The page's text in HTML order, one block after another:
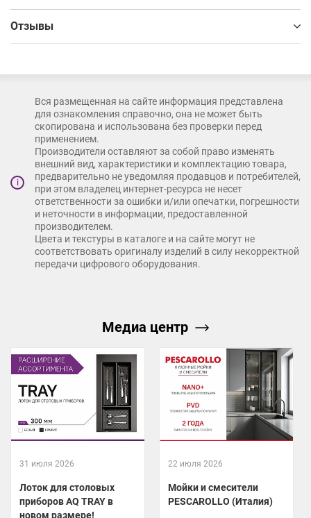
Отзывы
i
Вся размещенная на сайте информация представлена
для ознакомления справочно, она не может быть
скопирована и использована без проверки перед
применением.
Производители оставляют за собой право изменять
внешний вид, характеристики и комплектацию товара,
предварительно не уведомляя продавцов и потребителей,
при этом владелец интернет-ресурса не несет
ответственности за ошибки и/или опечатки, погрешности
и неточности в информации, предоставленной
производителем.
Цвета и текстуры в каталоге и на сайте могут не
соответствовать оригиналу изделий в силу некорректной
передачи цифрового оборудования.
Медиа центр
31 июля 2026
Лоток для столовых
приборов AQ TRAY в
новом размере!
22 июля 2026
Мойки и смесители
PESCAROLLO (Италия)